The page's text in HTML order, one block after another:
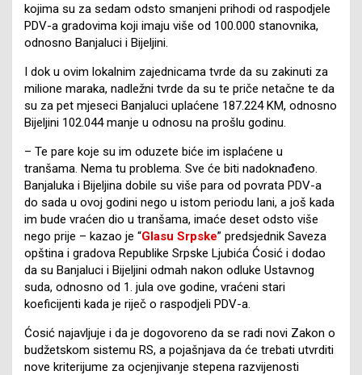
kojima su za sedam odsto smanjeni prihodi od raspodjele
PDV-a gradovima koji imaju više od 100.000 stanovnika,
odnosno Banjaluci i Bijeljini.
I dok u ovim lokalnim zajednicama tvrde da su zakinuti za
milione maraka, nadležni tvrde da su te priče netačne te da
su za pet mjeseci Banjaluci uplaćene 187.224 KM, odnosno
Bijeljini 102.044 manje u odnosu na prošlu godinu.
– Te pare koje su im oduzete biće im isplaćene u
tranšama. Nema tu problema. Sve će biti nadoknađeno.
Banjaluka i Bijeljina dobile su više para od povrata PDV-a
do sada u ovoj godini nego u istom periodu lani, a još kada
im bude vraćen dio u tranšama, imaće deset odsto više
nego prije – kazao je “Glasu Srpske” predsjednik Saveza
opština i gradova Republike Srpske Ljubića Ćosić i dodao
da su Banjaluci i Bijeljini odmah nakon odluke Ustavnog
suda, odnosno od 1. jula ove godine, vraćeni stari
koeficijenti kada je riječ o raspodjeli PDV-a.
Ćosić najavljuje i da je dogovoreno da se radi novi Zakon o
budžetskom sistemu RS, a pojašnjava da će trebati utvrditi
nove kriterijume za ocjenjivanje stepena razvijenosti